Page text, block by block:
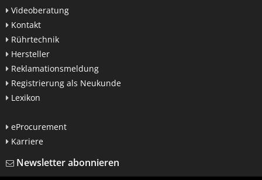
Videoberatung
Kontakt
Rührtechnik
Hersteller
Reklamationsmeldung
Registrierung als Neukunde
Lexikon
eProcurement
Karriere
Newsletter abonnieren